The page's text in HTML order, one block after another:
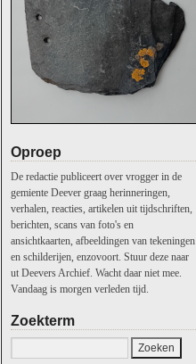
Oproep
De redactie publiceert over vrogger in de
gemiente Deever graag herinneringen,
verhalen, reacties, artikelen uit tijdschriften,
berichten, scans van foto's en
ansichtkaarten, afbeeldingen van tekeningen
en schilderijen, enzovoort. Stuur deze naar
ut Deevers Archief. Wacht daar niet mee.
Vandaag is morgen verleden tijd.
Zoekterm